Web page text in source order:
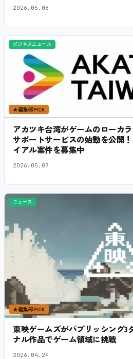
2026.05.08
ビジネスニュース
★編集部PICK
アカツキ台湾がゲームのローカ
サポートサービスの始動を公開
イアル案件を募集中
2026.05.07
ニュース
★編集部PICK
東映ゲームズがパブリッシング3
ナル作品でゲーム領域に挑戦
2026.04.24